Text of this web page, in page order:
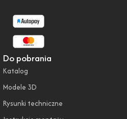
Do pobrania
Katalog
Modele 3D
Rysunki techniczne